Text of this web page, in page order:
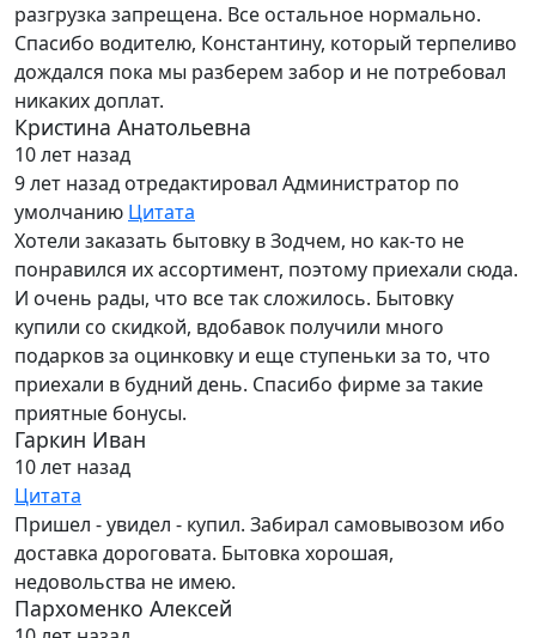
разгрузка запрещена. Все остальное нормально.
Спасибо водителю, Константину, который терпеливо
дождался пока мы разберем забор и не потребовал
никаких доплат.
Кристина Анатольевна
10 лет назад
9 лет назад отредактировал Администратор по
умолчанию Цитата
Хотели заказать бытовку в Зодчем, но как-то не
понравился их ассортимент, поэтому приехали сюда.
И очень рады, что все так сложилось. Бытовку
купили со скидкой, вдобавок получили много
подарков за оцинковку и еще ступеньки за то, что
приехали в будний день. Спасибо фирме за такие
приятные бонусы.
Гаркин Иван
10 лет назад
Цитата
Пришел - увидел - купил. Забирал самовывозом ибо
доставка дороговата. Бытовка хорошая,
недовольства не имею.
Пархоменко Алексей